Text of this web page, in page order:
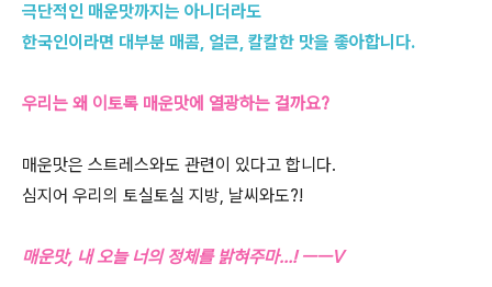
극단적인 매운맛까지는 아니더라도
한국인이라면 대부분 매콤, 얼큰, 칼칼한 맛을 좋아합니다.
우리는 왜 이토록 매운맛에 열광하는 걸까요?
매운맛은 스트레스와도 관련이 있다고 합니다.
심지어 우리의 토실토실 지방, 날씨와도?!
매운맛, 내 오늘 너의 정체를 밝혀주마…! ㅡㅡV